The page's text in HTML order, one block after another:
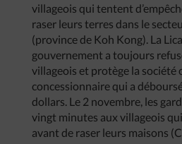
villageois qui tentent
raser leurs terres dans le
(province de Koh Kong). La
gouvernement a toujours
villageois et protège la société
concessionnaire qui a
dollars. Le 2 novembre, les
vingt minutes aux villageois
avant de raser leurs maisons